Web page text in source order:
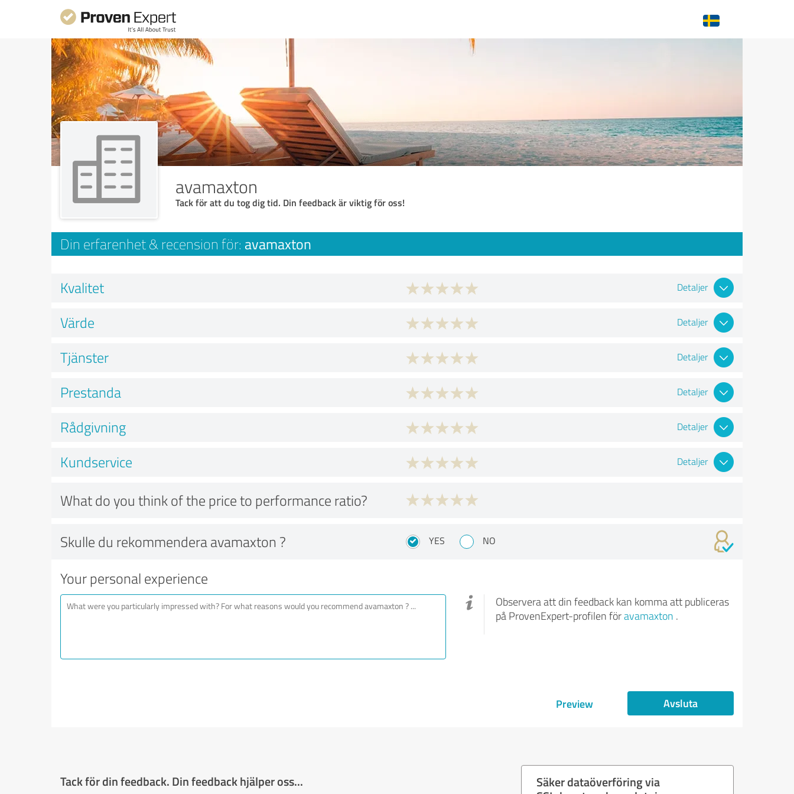
avamaxton
Tack för att du tog dig tid. Din feedback är viktig för oss!
Din erfarenhet & recension för: avamaxton
Kvalitet Detaljer
Värde Detaljer
Tjänster Detaljer
Prestanda Detaljer
Rådgivning Detaljer
Kundservice Detaljer
What do you think of the price to performance ratio?
Skulle du rekommendera avamaxton ? YES NO
Your personal experience
Observera att din feedback kan komma att publiceras
på ProvenExpert-profilen föravamaxton .
Preview Avsluta
Tack för din feedback. Din feedback hjälper oss...
Säker dataöverföring via